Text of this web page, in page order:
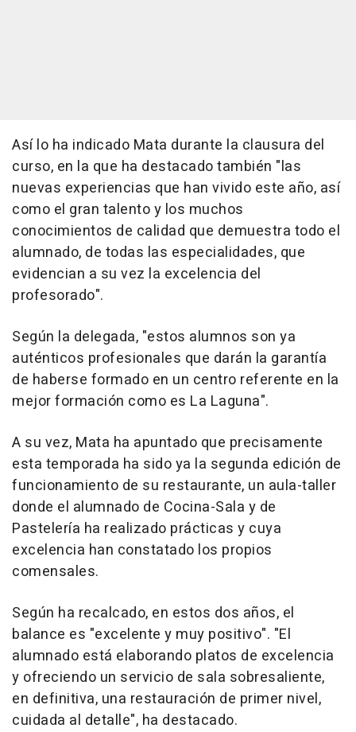
Así lo ha indicado Mata durante la clausura del
curso, en la que ha destacado también "las
nuevas experiencias que han vivido este año, así
como el gran talento y los muchos
conocimientos de calidad que demuestra todo el
alumnado, de todas las especialidades, que
evidencian a su vez la excelencia del
profesorado".
Según la delegada, "estos alumnos son ya
auténticos profesionales que darán la garantía
de haberse formado en un centro referente en la
mejor formación como es La Laguna".
A su vez, Mata ha apuntado que precisamente
esta temporada ha sido ya la segunda edición de
funcionamiento de su restaurante, un aula-taller
donde el alumnado de Cocina-Sala y de
Pastelería ha realizado prácticas y cuya
excelencia han constatado los propios
comensales.
Según ha recalcado, en estos dos años, el
balance es "excelente y muy positivo". "El
alumnado está elaborando platos de excelencia
y ofreciendo un servicio de sala sobresaliente,
en definitiva, una restauración de primer nivel,
cuidada al detalle", ha destacado.